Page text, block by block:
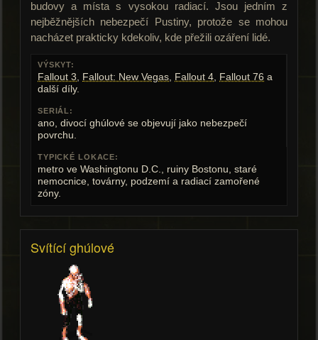
budovy a místa s vysokou radiací. Jsou jedním z
nejběžnějších nebezpečí Pustiny, protože se mohou
nacházet prakticky kdekoliv, kde přežili ozáření lidé.
VÝSKYT:
Fallout 3, Fallout: New Vegas, Fallout 4, Fallout 76 a
další díly.
SERIÁL:
ano, divocí ghúlové se objevují jako nebezpečí
povrchu.
TYPICKÉ LOKACE:
metro ve Washingtonu D.C., ruiny Bostonu, staré
nemocnice, továrny, podzemí a radiací zamořené
zóny.
Svítící ghúlové